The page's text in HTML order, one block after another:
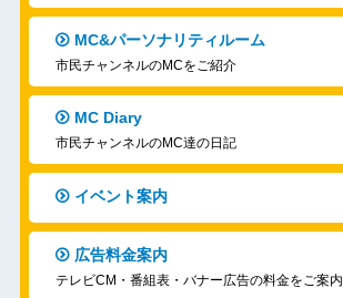
MC&パーソナリティルーム
市民チャンネルのMCをご紹介
MC Diary
市民チャンネルのMC達の日記
イベント案内
広告料金案内
テレビCM・番組表・バナー広告の料金をご案内